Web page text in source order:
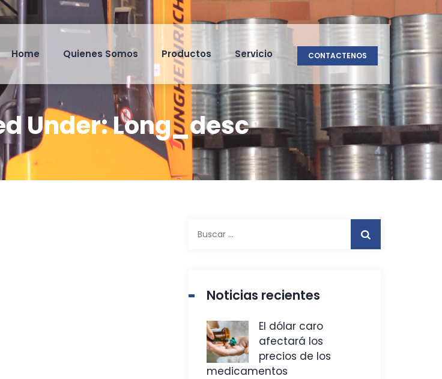
CONTACTENOS
Home Quienes Somos Productos Servicio
Under:Long_desc
Noticias recientes
El dólar caro
afectará los
precios de los
medicamentos